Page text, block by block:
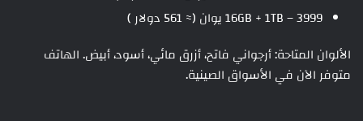
16GB + 1TB – 3999 يوان (≈ 561 دولار )
الألوان المتاحة: أرجواني فاتح، أزرق مائي، أسود، أبيض. الهاتف
متوفر الآن في الأسواق الصينية.